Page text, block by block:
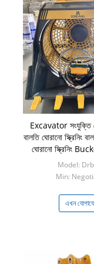
Excavator সংযুক্তি
বালতি ঘোরানো স্ক্রিনিং
ঘোরানো স্ক্রিনিং
বালতি
Model:
Min:
এখন